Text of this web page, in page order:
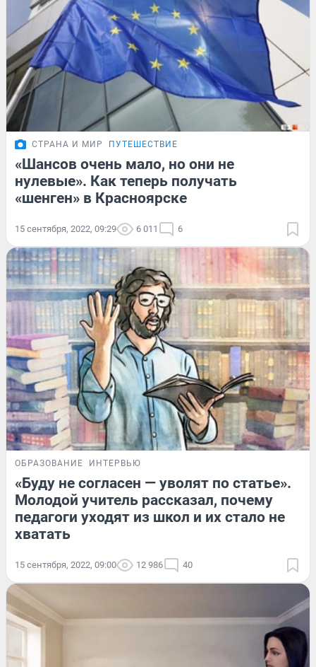
СТРАНА И МИР ПУТЕШЕСТВИЕ
«Шансов очень мало, но они не
нулевые». Как теперь получать
«шенген» в Красноярске
15 сентября, 2022, 09:29 6 011 6
ОБРАЗОВАНИЕ ИНТЕРВЬЮ
«Буду не согласен — уволят по статье».
Молодой учитель рассказал, почему
педагоги уходят из школ и их стало не
хватать
15 сентября, 2022, 09:00 12 986 40